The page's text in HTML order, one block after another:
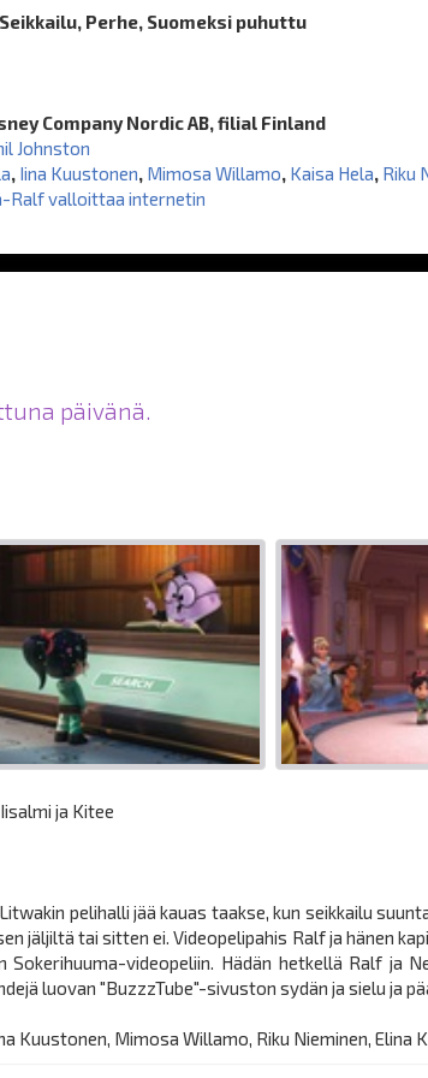
Perhe, Suomeksi puhuttu
Company Nordic AB, filial Finland
Johnston
, Iina Kuustonen, Mimosa Willamo, Kaisa Hela, Riku
Ralf valloittaa internetin
päivänä.
ja Kitee
Litwakin pelihalli jää kauas taakse, kun seikkailu
jäljiltä tai sitten ei. Videopelipahis Ralf ja hänen
videopeliin. Hädän hetkellä Ralf ja
luovan "BuzzzTube"-sivuston sydän ja sielu ja
Kuustonen, Mimosa Willamo, Riku Nieminen, Elina